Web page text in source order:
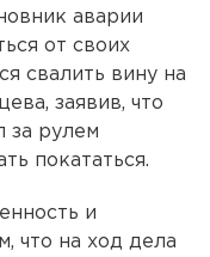
аварии
от своих
свалить вину на
заявив, что
за рулем
покататься.
и
что на ход дела